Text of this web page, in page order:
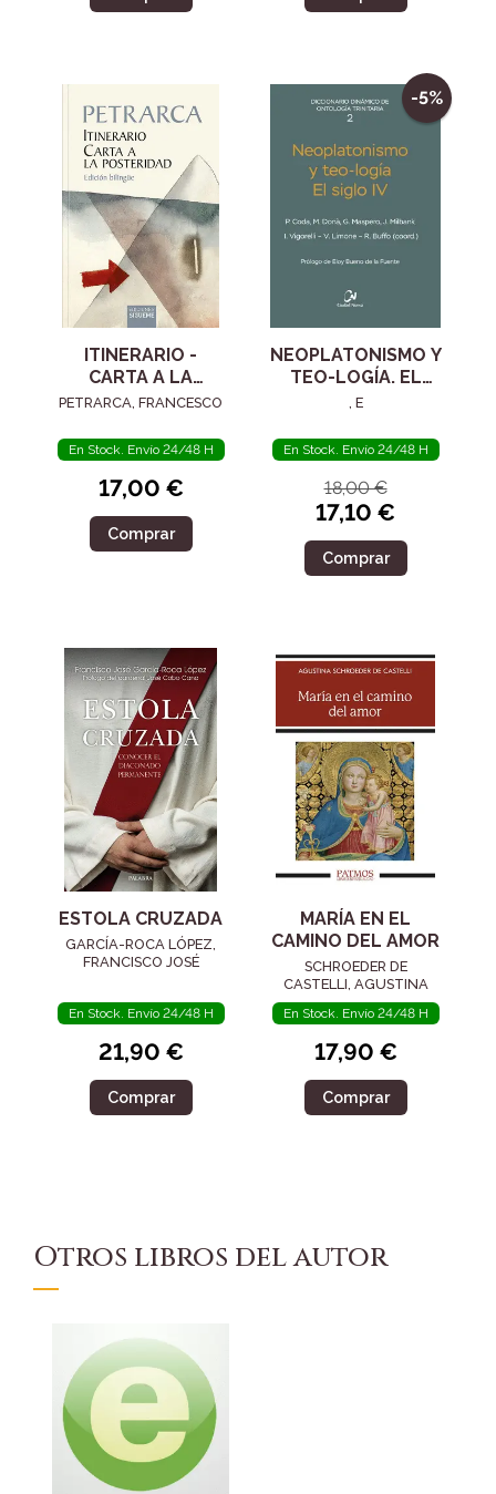
ITINERARIO -
CARTA A LA
POSTERIDAD
PETRARCA, FRANCESCO
En Stock. Envío 24/48 H
17,00 €
Comprar
-5%
NEOPLATONISMO Y
TEO-LOGÍA. EL
SIGLO IV
, E
En Stock. Envío 24/48 H
18,00 €
17,10 €
Comprar
ESTOLA CRUZADA
GARCÍA-ROCA LÓPEZ,
FRANCISCO JOSÉ
En Stock. Envío 24/48 H
21,90 €
Comprar
MARÍA EN EL
CAMINO DEL AMOR
SCHROEDER DE
CASTELLI, AGUSTINA
En Stock. Envío 24/48 H
17,90 €
Comprar
Otros libros del autor